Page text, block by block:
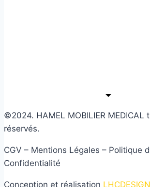
©2024. HAMEL MOBILIER MEDICAL
réservés.
CGV – Mentions Légales – Politique
Confidentialité
Conception et réalisation LHCDESIGN